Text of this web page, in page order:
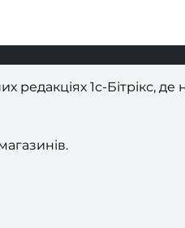
1с-Бітрікс,